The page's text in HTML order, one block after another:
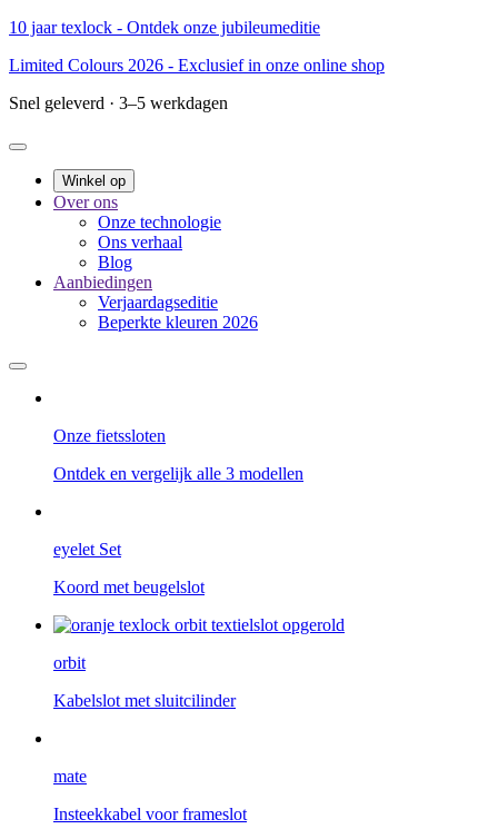
10 jaar texlock - Ontdek onze jubileumeditie
Limited Colours 2026 - Exclusief in onze online shop
Snel geleverd · 3–5 werkdagen
Winkel op
Over ons
Onze technologie
Ons verhaal
Blog
Aanbiedingen
Verjaardagseditie
Beperkte kleuren 2026
Onze fietssloten
Ontdek en vergelijk alle 3 modellen
eyelet Set
Koord met beugelslot
orbit
Kabelslot met sluitcilinder
mate
Insteekkabel voor frameslot